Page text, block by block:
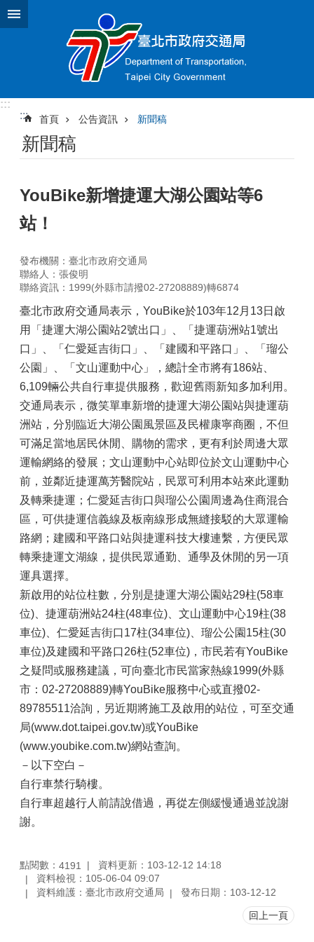
跳到主要內容區塊
:::
:::
首頁 公告資訊 新聞稿
新聞稿
YouBike新增捷運大湖公園站等6
站！
發布機關：臺北市政府交通局
聯絡人：張俊明
聯絡資訊：1999(外縣市請撥02-27208889)轉6874
臺北市政府交通局表示，YouBike於103年12月13日啟
用「捷運大湖公園站2號出口」、「捷運葫洲站1號出
口」、「仁愛延吉街口」、「建國和平路口」、「瑠公
公園」、「文山運動中心」，總計全市將有186站、
6,109輛公共自行車提供服務，歡迎舊雨新知多加利用。
交通局表示，微笑單車新增的捷運大湖公園站與捷運葫
洲站，分別臨近大湖公園風景區及民權康寧商圈，不但
可滿足當地居民休閒、購物的需求，更有利於周邊大眾
運輸網絡的發展；文山運動中心站即位於文山運動中心
前，並鄰近捷運萬芳醫院站，民眾可利用本站來此運動
及轉乘捷運；仁愛延吉街口與瑠公公園周邊為住商混合
區，可供捷運信義線及板南線形成無縫接駁的大眾運輸
路網；建國和平路口站與捷運科技大樓連繫，方便民眾
轉乘捷運文湖線，提供民眾通勤、通學及休閒的另一項
運具選擇。
新啟用的站位柱數，分別是捷運大湖公園站29柱(58車
位)、捷運葫洲站24柱(48車位)、文山運動中心19柱(38
車位)、仁愛延吉街口17柱(34車位)、瑠公公園15柱(30
車位)及建國和平路口26柱(52車位)，市民若有YouBike
之疑問或服務建議，可向臺北市民當家熱線1999(外縣
市：02-27208889)轉YouBike服務中心或直撥02-
89785511洽詢，另近期將施工及啟用的站位，可至交通
局(www.dot.taipei.gov.tw)或YouBike
(www.youbike.com.tw)網站查詢。
－以下空白－
自行車禁行騎樓。
自行車超越行人前請說借過，再從左側緩慢通過並說謝
謝。
點閱數： 4191
資料更新：103-12-12 14:18
資料檢視：105-06-04 09:07
資料維護：臺北市政府交通局
發布日期：103-12-12
回上一頁